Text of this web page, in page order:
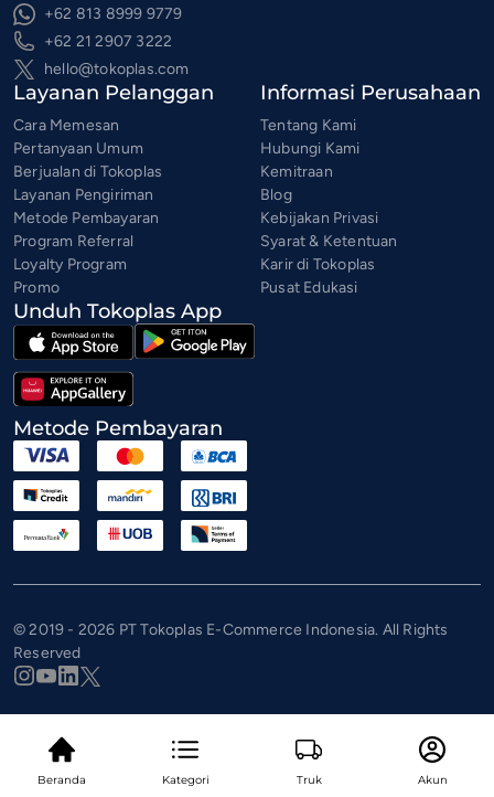
Beranda Kategori Truk Akun
+62 813 8999 9779
+62 21 2907 3222
hello@tokoplas.com
Layanan Pelanggan
Cara Memesan
Pertanyaan Umum
Berjualan di Tokoplas
Layanan Pengiriman
Metode Pembayaran
Program Referral
Loyalty Program
Promo
Informasi Perusahaan
Tentang Kami
Hubungi Kami
Kemitraan
Blog
Kebijakan Privasi
Syarat & Ketentuan
Karir di Tokoplas
Pusat Edukasi
Unduh Tokoplas App
Metode Pembayaran
© 2019 - 2026 PT Tokoplas E-Commerce Indonesia. All Rights
Reserved